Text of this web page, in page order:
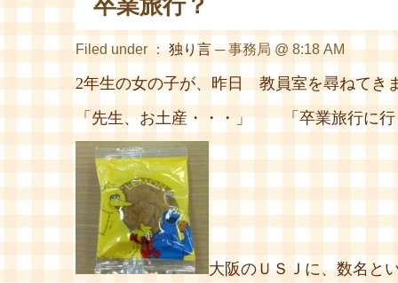
卒業旅行？
Filed under ：独り言─ 事務局 @ 8:18 AM
2年生の女の子が、昨日 教員室を尋ねてき
「先生、お土産・・・」 「卒業旅行に
大阪のＵＳＪに、数名と